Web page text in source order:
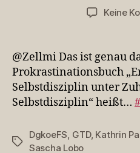
Keine
@Zellmi Das ist genau
Prokrastinationsbuch
Selbstdisziplin unter
Selbstdisziplin“ heißt… #
Schlagwörter
DgkoeFS, GTD, Kathrin
Sascha Lobo